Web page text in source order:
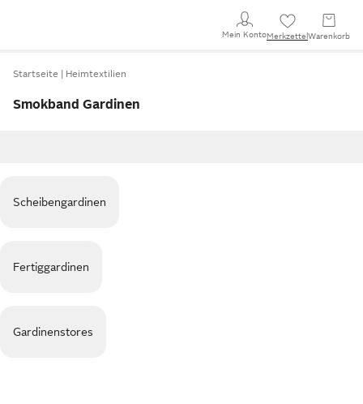
Mein KontoMerkzettel Warenkorb
Startseite Heimtextilien
Smokband Gardinen
Scheibengardinen
Fertiggardinen
Gardinenstores